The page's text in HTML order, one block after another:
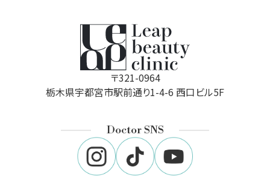
〒321-0964
栃木県宇都宮市駅前通り1-4-6 西口ビル5F
Doctor SNS